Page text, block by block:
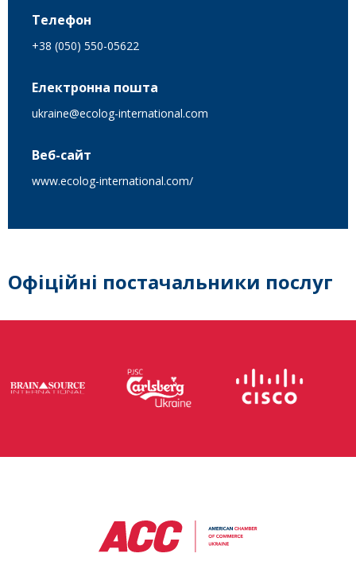
Телефон
+38 (050) 550-05622
Електронна пошта
ukraine@ecolog-international.com
Веб-сайт
www.ecolog-international.com/
Офіційні постачальники послуг